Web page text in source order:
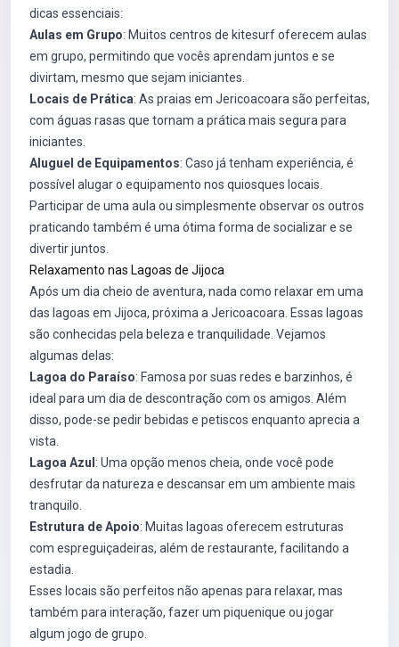
dicas essenciais:
Aulas em Grupo: Muitos centros de kitesurf oferecem aulas
em grupo, permitindo que vocês aprendam juntos e se
divirtam, mesmo que sejam iniciantes.
Locais de Prática: As praias em Jericoacoara são perfeitas,
com águas rasas que tornam a prática mais segura para
iniciantes.
Aluguel de Equipamentos: Caso já tenham experiência, é
possível alugar o equipamento nos quiosques locais.
Participar de uma aula ou simplesmente observar os outros
praticando também é uma ótima forma de socializar e se
divertir juntos.
Relaxamento nas Lagoas de Jijoca
Após um dia cheio de aventura, nada como relaxar em uma
das lagoas em Jijoca, próxima a Jericoacoara. Essas lagoas
são conhecidas pela beleza e tranquilidade. Vejamos
algumas delas:
Lagoa do Paraíso: Famosa por suas redes e barzinhos, é
ideal para um dia de descontração com os amigos. Além
disso, pode-se pedir bebidas e petiscos enquanto aprecia a
vista.
Lagoa Azul : Uma opção menos cheia, onde você pode
desfrutar da natureza e descansar em um ambiente mais
tranquilo.
Estrutura de Apoio: Muitas lagoas oferecem estruturas
com espreguiçadeiras, além de restaurante, facilitando a
estadia.
Esses locais são perfeitos não apenas para relaxar, mas
também para interação, fazer um piquenique ou jogar
algum jogo de grupo.